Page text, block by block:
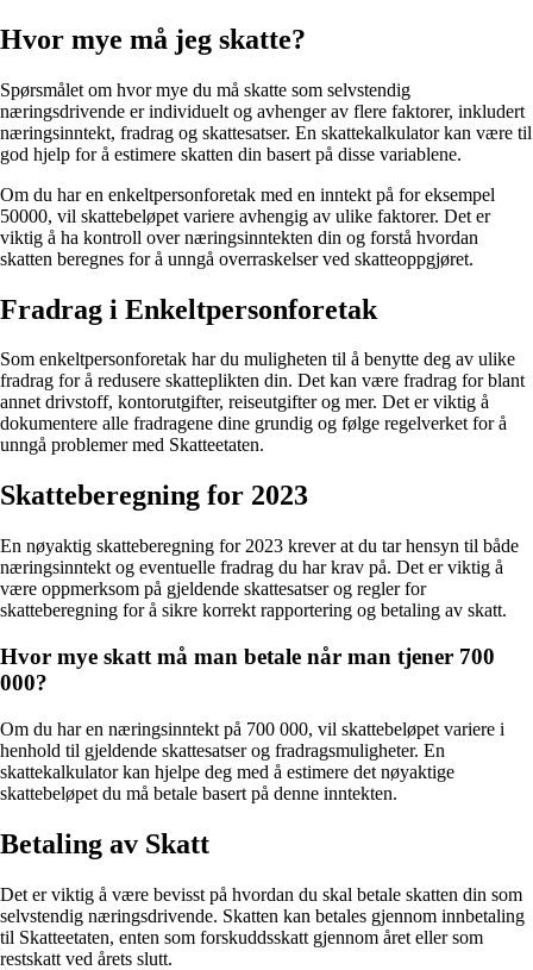
Hvor mye må jeg skatte?
Spørsmålet om hvor mye du må skatte som selvstendig
næringsdrivende er individuelt og avhenger av flere faktorer, inkludert
næringsinntekt, fradrag og skattesatser. En skattekalkulator kan være til
god hjelp for å estimere skatten din basert på disse variablene.
Om du har en enkeltpersonforetak med en inntekt på for eksempel
50000, vil skattebeløpet variere avhengig av ulike faktorer. Det er
viktig å ha kontroll over næringsinntekten din og forstå hvordan
skatten beregnes for å unngå overraskelser ved skatteoppgjøret.
Fradrag i Enkeltpersonforetak
Som enkeltpersonforetak har du muligheten til å benytte deg av ulike
fradrag for å redusere skatteplikten din. Det kan være fradrag for blant
annet drivstoff, kontorutgifter, reiseutgifter og mer. Det er viktig å
dokumentere alle fradragene dine grundig og følge regelverket for å
unngå problemer med Skatteetaten.
Skatteberegning for 2023
En nøyaktig skatteberegning for 2023 krever at du tar hensyn til både
næringsinntekt og eventuelle fradrag du har krav på. Det er viktig å
være oppmerksom på gjeldende skattesatser og regler for
skatteberegning for å sikre korrekt rapportering og betaling av skatt.
Hvor mye skatt må man betale når man tjener 700
000?
Om du har en næringsinntekt på 700 000, vil skattebeløpet variere i
henhold til gjeldende skattesatser og fradragsmuligheter. En
skattekalkulator kan hjelpe deg med å estimere det nøyaktige
skattebeløpet du må betale basert på denne inntekten.
Betaling av Skatt
Det er viktig å være bevisst på hvordan du skal betale skatten din som
selvstendig næringsdrivende. Skatten kan betales gjennom innbetaling
til Skatteetaten, enten som forskuddsskatt gjennom året eller som
restskatt ved årets slutt.